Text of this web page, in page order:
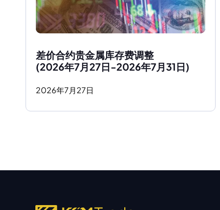
差价合约贵金属库存费调整
(2026年7月27日-2026年7月31日)
2026年7月27日